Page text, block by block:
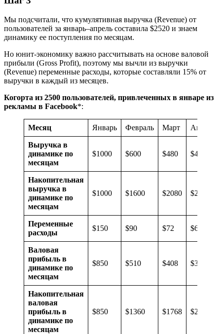
Мы подсчитали, что кумулятивная выручка (Revenue) от
пользователей за январь–апрель составила $2520 и знаем
динамику ее поступления по месяцам.
Но юнит-экономику важно рассчитывать на основе валовой
прибыли (Gross Profit), поэтому мы вычли из выручки
(Revenue) переменные расходы, которые составляли 15% от
выручки в каждый из месяцев.
Когорта из 2500 пользователей, привлеченных в январе из
рекламы в Facebook*:
Месяц Январь Февраль Март Апрель
Выручка в
динамике по
месяцам
$1000 $600 $480 $440
Накопительная
выручка в
динамике по
месяцам
$1000 $1600 $2080 $2520
Переменные
расходы
$150 $90 $72 $66
Валовая
прибыль в
динамике по
месяцам
$850 $510 $408 $374
Накопительная
валовая
прибыль в
динамике по
месяцам
$850 $1360 $1768 $2142